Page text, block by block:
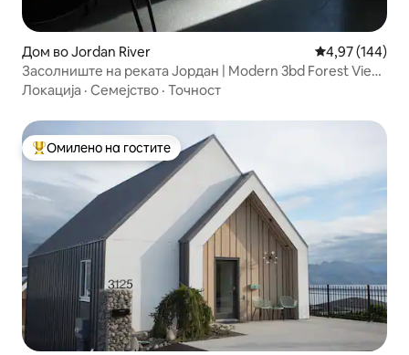
Дом во Jordan River Просечна
4,97 (144)
Засолниште на реката Јордан | Modern 3bd Forest View
Home
Локација · Семејство · Точност
Меѓу најуспешните „Омилени на гостите“
Омилено на гостите